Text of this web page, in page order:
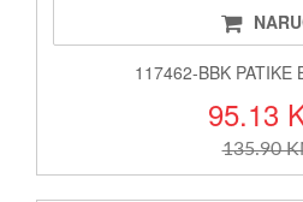
117462-BBK PATIKE
95.13
135.90